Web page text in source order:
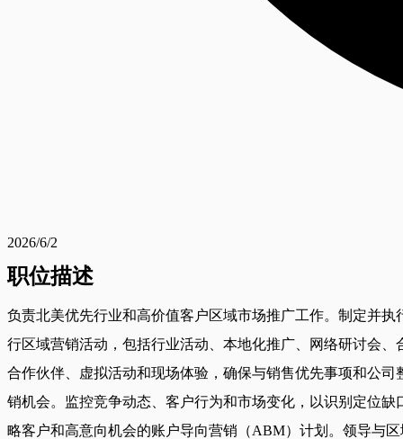
2026/6/2
职位描述
负责北美优先行业和高价值客户区域市场推广工作。制定并
行区域营销活动，包括行业活动、本地化推广、网络研讨会
合作伙伴、虚拟活动和现场体验，确保与销售优先事项和公
销机会。监控竞争动态、客户行为和市场变化，以识别定位
略客户和高意向机会的账户导向营销（ABM）计划。领导与